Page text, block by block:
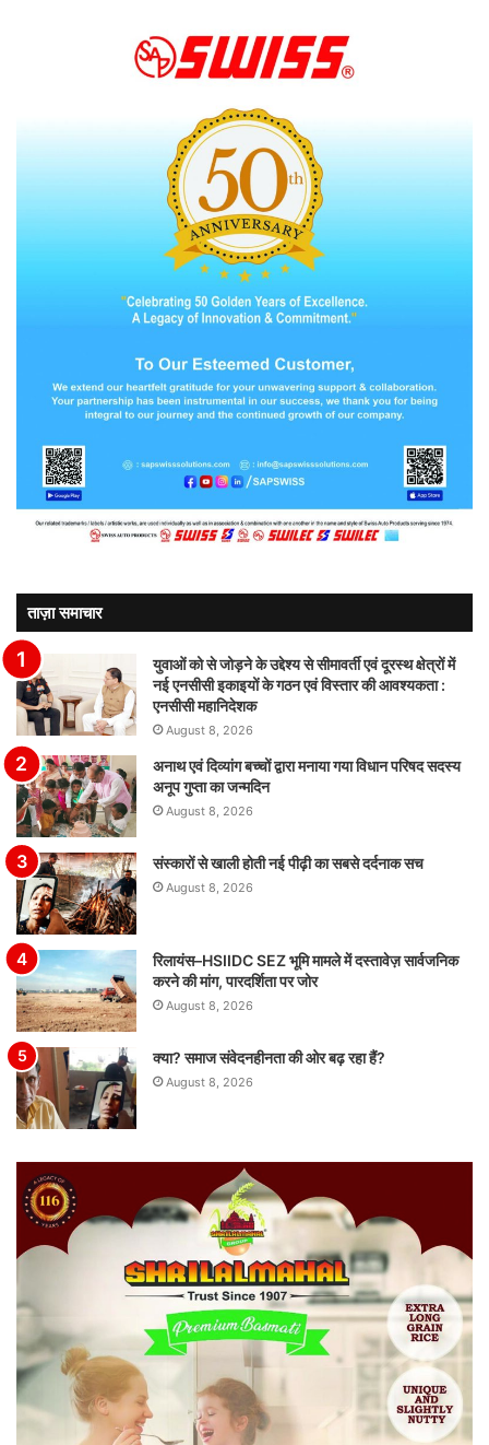
ताज़ा समाचार
युवाओं को से जोड़ने के उद्देश्य से सीमावर्ती एवं दूरस्थ क्षेत्रों में
नई एनसीसी इकाइयों के गठन एवं विस्तार की आवश्यकता :
एनसीसी महानिदेशक
August 8, 2026
अनाथ एवं दिव्यांग बच्चों द्वारा मनाया गया विधान परिषद सदस्य
अनूप गुप्ता का जन्मदिन
August 8, 2026
संस्कारों से खाली होती नई पीढ़ी का सबसे दर्दनाक सच
August 8, 2026
रिलायंस–HSIIDC SEZ भूमि मामले में दस्तावेज़ सार्वजनिक
करने की मांग, पारदर्शिता पर जोर
August 8, 2026
क्या? समाज संवेदनहीनता की ओर बढ़ रहा हैं?
August 8, 2026